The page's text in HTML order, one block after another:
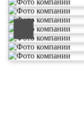
ООО «ЭКОВОЛГА»